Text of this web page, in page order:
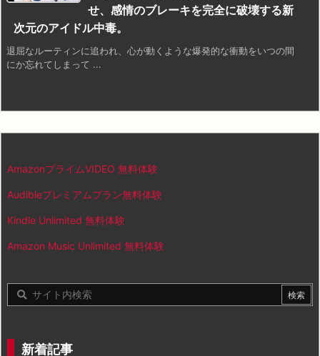
せ、感情のブレーキを完全に破壊する新
次元のアイドル中毒。
退屈なルーティンに追われ、心が動くような爆発的な衝動をいつの間
にか忘れてしまって ...
AmazonプライムVIDEO 無料体験
Audibleプレミアムプラン無料体験
Kindle Unlimited 無料体験
Amazon Music Unlimited 無料体験
新着記事